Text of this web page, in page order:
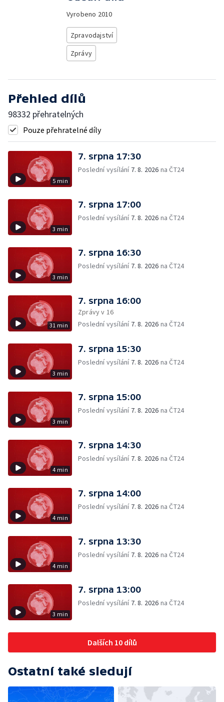
Vyrobeno 2010
Zpravodajství
Zprávy
Přehled dílů
98332 přehratelných
Pouze přehratelné díly
5 min
7. srpna 17:30
Poslední vysílání 7. 8. 2026 na ČT24
3 min
7. srpna 17:00
Poslední vysílání 7. 8. 2026 na ČT24
3 min
7. srpna 16:30
Poslední vysílání 7. 8. 2026 na ČT24
31 min
7. srpna 16:00
Zprávy v 16
Poslední vysílání 7. 8. 2026 na ČT24
3 min
7. srpna 15:30
Poslední vysílání 7. 8. 2026 na ČT24
3 min
7. srpna 15:00
Poslední vysílání 7. 8. 2026 na ČT24
4 min
7. srpna 14:30
Poslední vysílání 7. 8. 2026 na ČT24
4 min
7. srpna 14:00
Poslední vysílání 7. 8. 2026 na ČT24
4 min
7. srpna 13:30
Poslední vysílání 7. 8. 2026 na ČT24
3 min
7. srpna 13:00
Poslední vysílání 7. 8. 2026 na ČT24
Dalších 10 dílů
Ostatní také sledují